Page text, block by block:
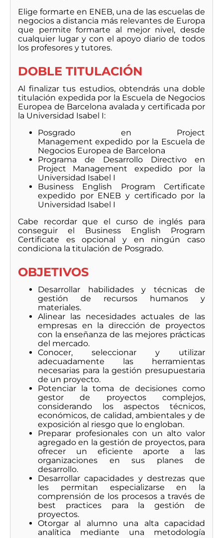
Elige formarte en ENEB, una de las escuelas de
negocios a distancia más relevantes de Europa
que permite formarte al mejor nivel, desde
cualquier lugar y con el apoyo diario de todos
los profesores y tutores.
DOBLE TITULACIÓN
Al finalizar tus estudios, obtendrás una doble
titulación expedida por la Escuela de Negocios
Europea de Barcelona avalada y certificada por
la Universidad Isabel I:
Posgrado en Project
Management expedido por la Escuela de
Negocios Europea de Barcelona
Programa de Desarrollo Directivo en
Project Management expedido por la
Universidad Isabel I
Business English Program Certificate
expedido por ENEB y certificado por la
Universidad Isabel I
Cabe recordar que el curso de inglés para
conseguir el Business English Program
Certificate es opcional y en ningún caso
condiciona la titulación de Posgrado.
OBJETIVOS
Desarrollar habilidades y técnicas de
gestión de recursos humanos y
materiales.
Alinear las necesidades actuales de las
empresas en la dirección de proyectos
con la enseñanza de las mejores prácticas
del mercado.
Conocer, seleccionar y utilizar
adecuadamente las herramientas
necesarias para la gestión presupuestaria
de un proyecto.
Potenciar la toma de decisiones como
gestor de proyectos complejos,
considerando los aspectos técnicos,
económicos, de calidad, ambientales y de
exposición al riesgo que lo engloban.
Preparar profesionales con un alto valor
agregado en la gestión de proyectos, para
ofrecer un eficiente aporte a las
organizaciones en sus planes de
desarrollo.
Desarrollar capacidades y destrezas que
les permitan especializarse en la
comprensión de los procesos a través de
best practices para la gestión de
proyectos.
Otorgar al alumno una alta capacidad
analítica mediante una metodología